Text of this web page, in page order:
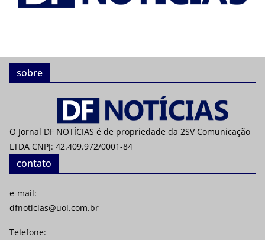
sobre
O Jornal DF NOTÍCIAS é de propriedade da 2SV Comunicação
LTDA CNPJ: 42.409.972/0001-84
contato
e-mail:
dfnoticias@uol.com.br
Telefone: